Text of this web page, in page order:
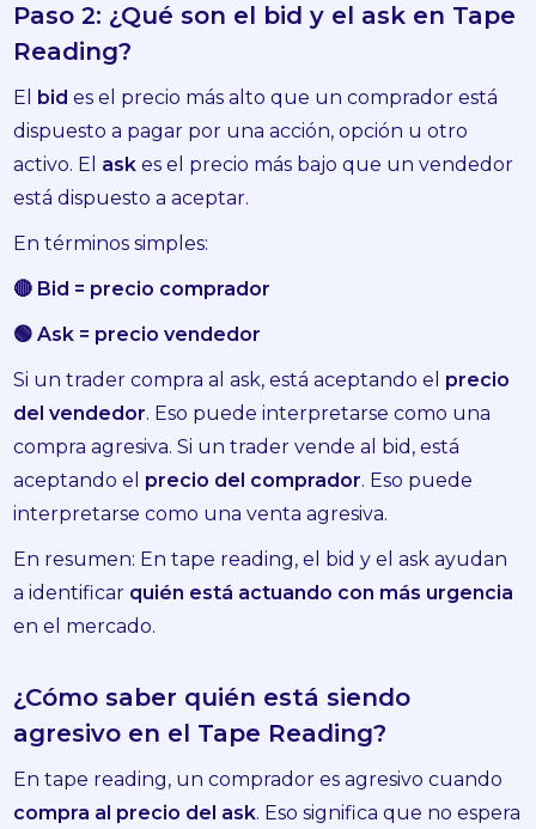
Paso 2: ¿Qué son el bid y el ask en Tape
Reading?
El bid es el precio más alto que un comprador está
dispuesto a pagar por una acción, opción u otro
activo. El ask es el precio más bajo que un vendedor
está dispuesto a aceptar.
En términos simples:
🔴 Bid = precio comprador
🟢 Ask = precio vendedor
Si un trader compra al ask, está aceptando el precio
del vendedor. Eso puede interpretarse como una
compra agresiva. Si un trader vende al bid, está
aceptando el precio del comprador. Eso puede
interpretarse como una venta agresiva.
En resumen: En tape reading, el bid y el ask ayudan
a identificar quién está actuando con más urgencia
en el mercado.
¿Cómo saber quién está siendo
agresivo en el Tape Reading?
En tape reading, un comprador es agresivo cuando
compra al precio del ask. Eso significa que no espera